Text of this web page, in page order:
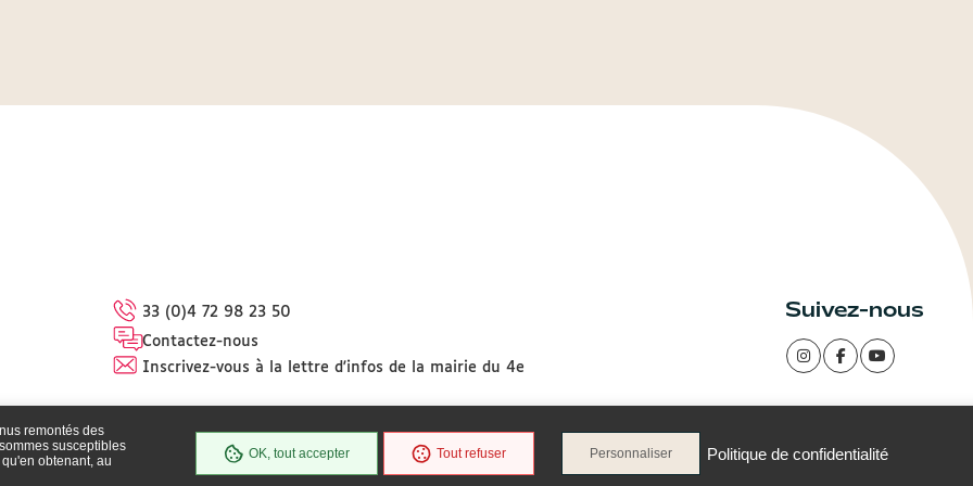
remontés des
susceptibles
obtenant, au
OK, tout accepter Tout refuser Personnaliser Politique de confidentialité
33 (0)4 72 98 23 50
Contactez-nous
Inscrivez-vous à la lettre d'infos de la mairie du 4e
Suivez-nous
Plan du site Mentions légalesProtection des données Politique de gestion des CookiesCookies